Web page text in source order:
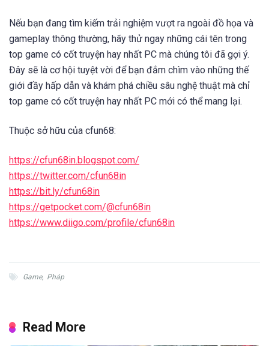
Nếu bạn đang tìm kiếm trải nghiệm vượt ra ngoài đồ họa và
gameplay thông thường, hãy thử ngay những cái tên trong
top game có cốt truyện hay nhất PC mà chúng tôi đã gợi ý.
Đây sẽ là cơ hội tuyệt vời để bạn đắm chìm vào những thế
giới đầy hấp dẫn và khám phá chiều sâu nghệ thuật mà chỉ
top game có cốt truyện hay nhất PC mới có thể mang lại.
Thuộc sở hữu của cfun68:
https://cfun68in.blogspot.com/
https://twitter.com/cfun68in
https://bit.ly/cfun68in
https://getpocket.com/@cfun68in
https://www.diigo.com/profile/cfun68in
Game, Pháp
Read More